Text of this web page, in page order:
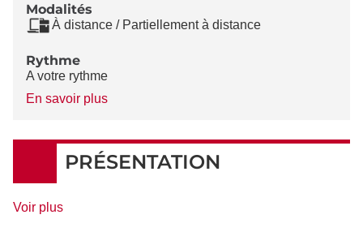
Modalités
À distance / Partiellement à distance
Rythme
A votre rythme
En savoir plusà
Rythme
PRÉSENTATION
Voir plusde